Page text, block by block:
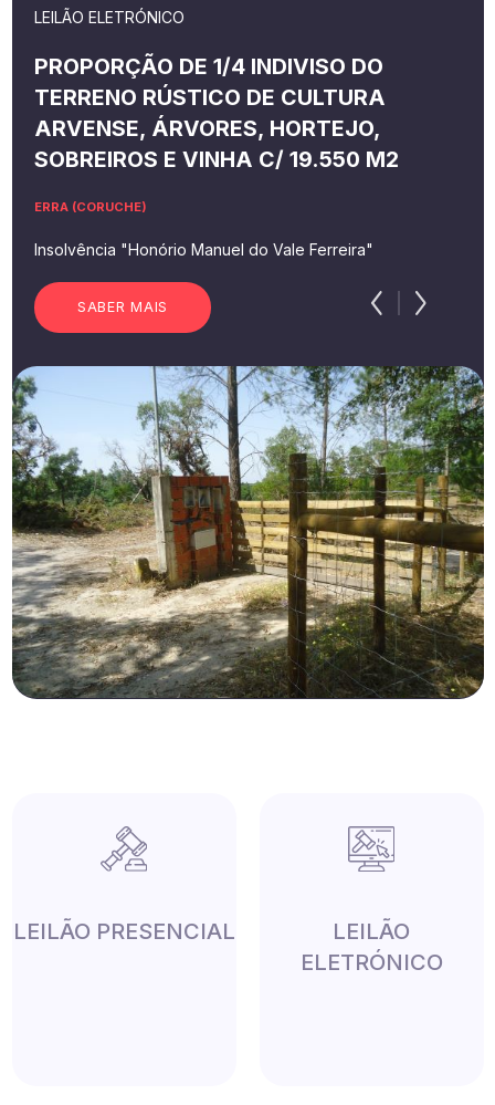
LEILÃO ELETRÓNICO
PROPORÇÃO DE 1/4 INDIVISO DO
TERRENO RÚSTICO DE CULTURA
ARVENSE, ÁRVORES, HORTEJO,
SOBREIROS E VINHA C/ 19.550 M2
ERRA (CORUCHE)
Insolvência "Honório Manuel do Vale Ferreira"
SABER MAIS
LEILÃO PRESENCIAL
LEILÃO
ELETRÓNICO